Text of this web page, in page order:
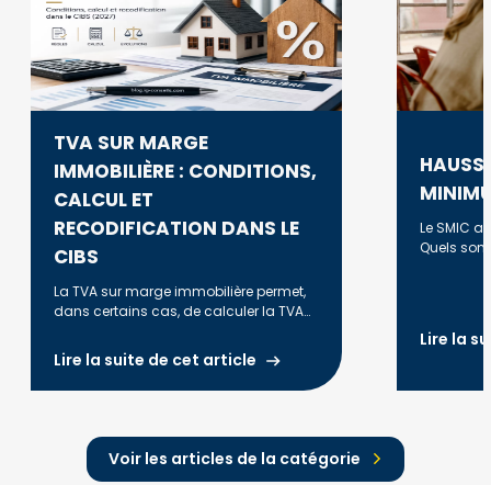
TVA SUR MARGE
IMMOBILIÈRE : CONDITIONS,
CALCUL ET
RECODIFICATION DANS LE
CIBS
La TVA sur marge immobilière permet,
dans certains cas, de calculer la TVA
de la revente d'un bien. Découvrez les
conditions d'application, la méthode
de calcul, les principales règles fiscales
du 1er janvier 2027.
Lire la suite de cet article
Le SMIC a
Quels
Lire la
Voir les articles de la catégorie